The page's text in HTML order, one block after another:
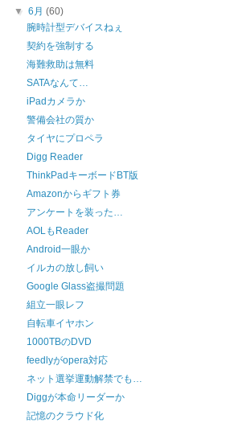
▼6月(60)
腕時計型デバイスねぇ
契約を強制する
海難救助は無料
SATAなんて…
iPadカメラか
警備会社の質か
タイヤにプロペラ
Digg Reader
ThinkPadキーボードBT版
Amazonからギフト券
アンケートを装った…
AOLもReader
Android一眼か
イルカの放し飼い
Google Glass盗撮問題
組立一眼レフ
自転車イヤホン
1000TBのDVD
feedlyがopera対応
ネット選挙運動解禁でも…
Diggが本命リーダーか
記憶のクラウド化